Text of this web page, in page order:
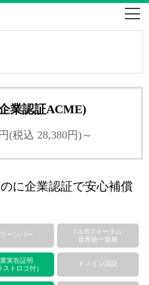
メイン認証
業認証ACME)
円(税込 28,380円)～
に企業認証で安心補償
ーンバー
CA/Bフォーラム
世界統一規格
実在証明
ストロゴ付）
ドメイン認証